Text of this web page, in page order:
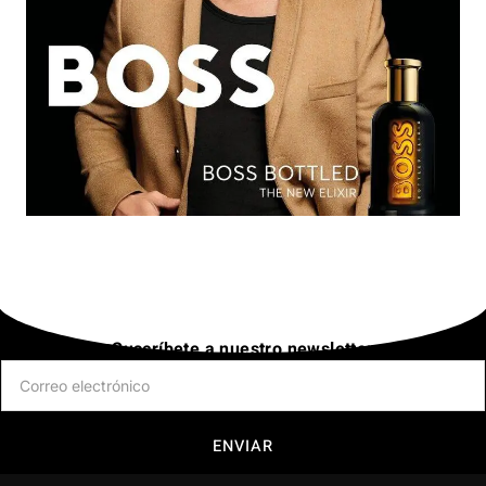
Suscríbete a nuestro newsletter
ENVIAR